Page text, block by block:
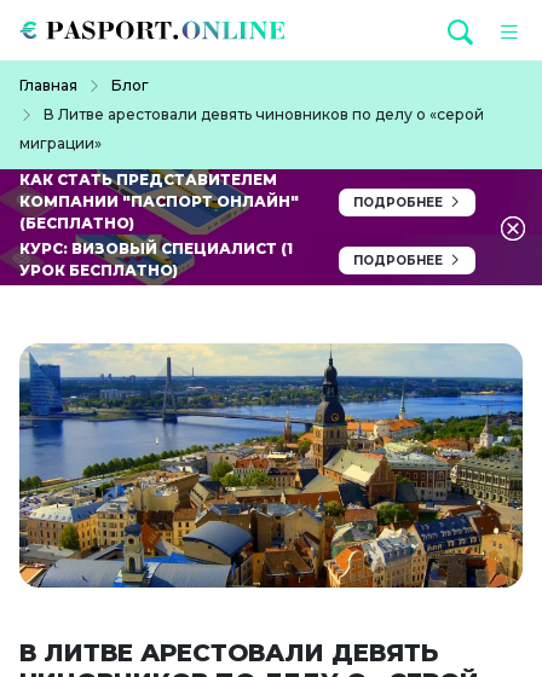
Главная
Блог
В Литве арестовали девять чиновников по делу о «серой
миграции»
КАК СТАТЬ ПРЕДСТАВИТЕЛЕМ
КОМПАНИИ "ПАСПОРТ ОНЛАЙН"
(БЕСПЛАТНО)
ПОДРОБНЕЕ
КУРС: ВИЗОВЫЙ СПЕЦИАЛИСТ (1
УРОК БЕСПЛАТНО)
ПОДРОБНЕЕ
В ЛИТВЕ АРЕСТОВАЛИ ДЕВЯТЬ